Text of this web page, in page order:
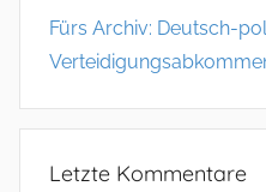
Fürs Archiv: Deutsch-
Letzte Kommentare